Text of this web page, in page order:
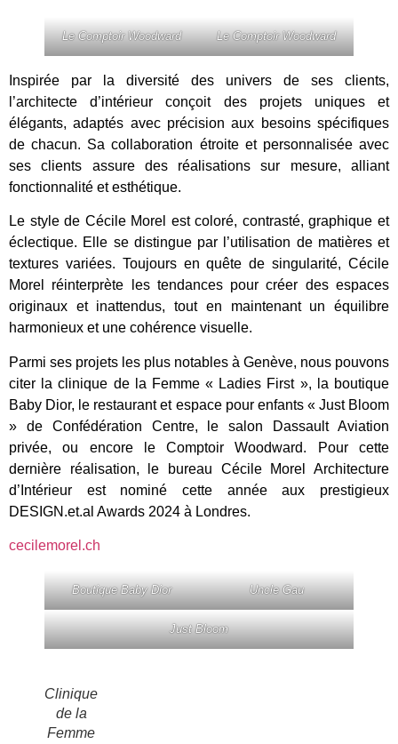
Le Comptoir Woodward Le Comptoir Woodward
Inspirée par la diversité des univers de ses clients,
l’architecte d’intérieur conçoit des projets uniques et
élégants, adaptés avec précision aux besoins spécifiques
de chacun. Sa collaboration étroite et personnalisée avec
ses clients assure des réalisations sur mesure, alliant
fonctionnalité et esthétique.
Le style de Cécile Morel est coloré, contrasté, graphique et
éclectique. Elle se distingue par l’utilisation de matières et
textures variées. Toujours en quête de singularité, Cécile
Morel réinterprète les tendances pour créer des espaces
originaux et inattendus, tout en maintenant un équilibre
harmonieux et une cohérence visuelle.
Parmi ses projets les plus notables à Genève, nous pouvons
citer la clinique de la Femme « Ladies First », la boutique
Baby Dior, le restaurant et espace pour enfants « Just Bloom
» de Confédération Centre, le salon Dassault Aviation
privée, ou encore le Comptoir Woodward. Pour cette
dernière réalisation, le bureau Cécile Morel Architecture
d’Intérieur est nominé cette année aux prestigieux
DESIGN.et.al Awards 2024 à Londres.
cecilemorel.ch
Boutique Baby Dior Uncle Gau
Just Bloom
Clinique
de la
Femme